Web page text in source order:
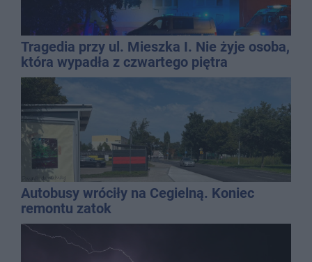
Tragedia przy ul. Mieszka I. Nie żyje osoba,
która wypadła z czwartego piętra
Autobusy wróciły na Cegielną. Koniec
remontu zatok